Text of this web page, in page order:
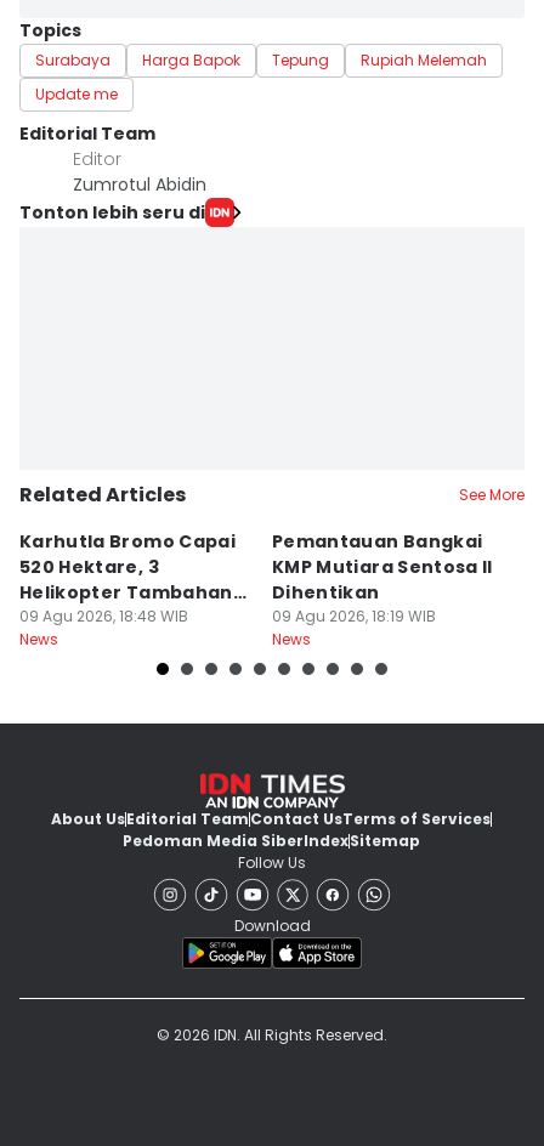
Topics
Surabaya Harga Bapok Tepung
Rupiah Melemah
Update me
Editorial Team
Editor
Zumrotul Abidin
Tonton lebih seru di
Related Articles See More
Karhutla Bromo Capai
520 Hektare, 3
Helikopter Tambahan
Diterjunkan
09 Agu 2026, 18:48 WIB
News
Pemantauan Bangkai
KMP Mutiara Sentosa II
Dihentikan
09 Agu 2026, 18:19 WIB
News
About UsEditorial TeamContact UsTerms of Services
Pedoman Media SiberIndexSitemap
Follow Us
Download
© 2026 IDN. All Rights Reserved.